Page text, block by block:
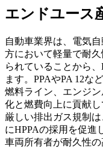
エンドユース
自動車業界は、電気
方において軽量で耐
られていることから
ます。PPAやPA 12な
燃料ライン、エンジ
化と燃費向上に貢献
厳しい排出ガス規制
にHPPAの採用を促進
車両所有者が耐久性